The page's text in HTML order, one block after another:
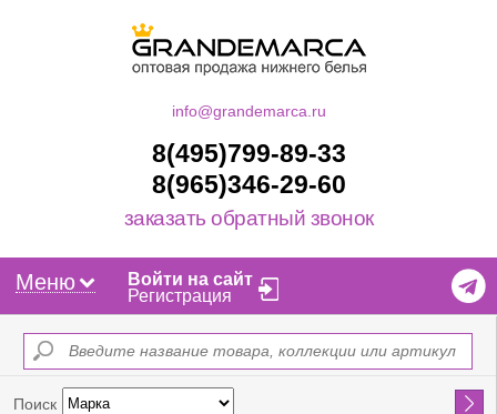
info@grandemarca.ru
8(495)799-89-33
8(965)346-29-60
заказать обратный звонок
Меню
Войти на сайт
Регистрация
Поиск Найти